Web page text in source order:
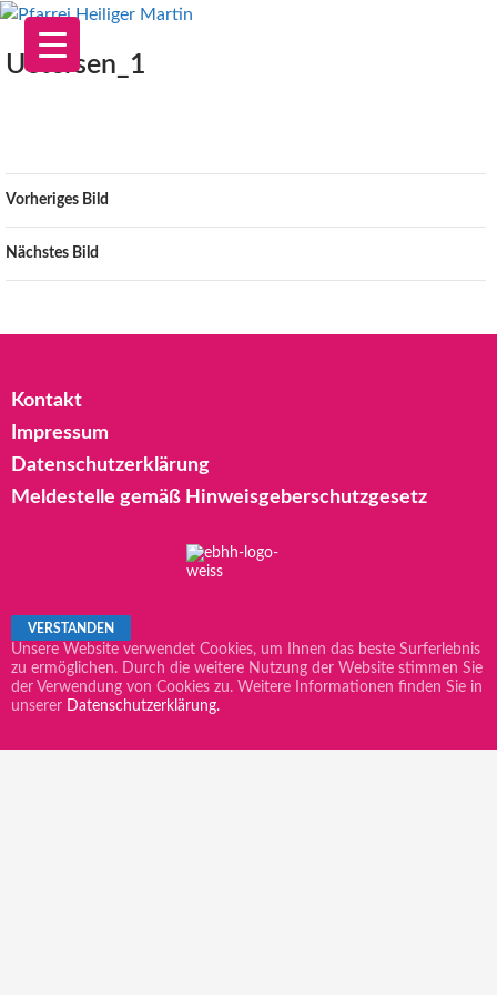
Zum
Inhalt
springen
Uetersen_1
Vorheriges Bild
Nächstes Bild
Kontakt
Impressum
Datenschutzerklärung
Meldestelle gemäß Hinweisgeberschutzgesetz
Unsere Website verwendet Cookies, um Ihnen das beste Surferlebnis
zu ermöglichen. Durch die weitere Nutzung der Website stimmen Sie
der Verwendung von Cookies zu. Weitere Informationen finden Sie in
unserer Datenschutzerklärung.